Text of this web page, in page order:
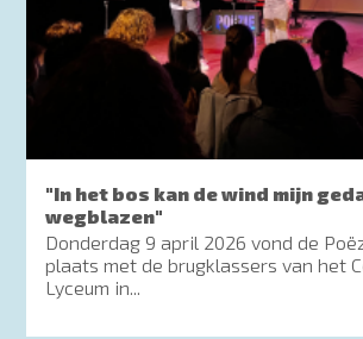
"In het bos kan de wind mijn
wegblazen"
Donderdag 9 april 2026 vond de
plaats met de brugklassers van het
Lyceum in...